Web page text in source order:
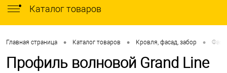
Каталог товаров
Главная страница • Каталог товаров • Кровля, фасад, забор •
Профиль волновой Grand Line